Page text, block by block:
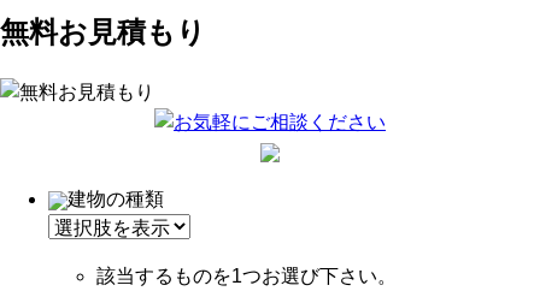
無料お見積もり
建物の種類
該当するものを1つお選び下さい。